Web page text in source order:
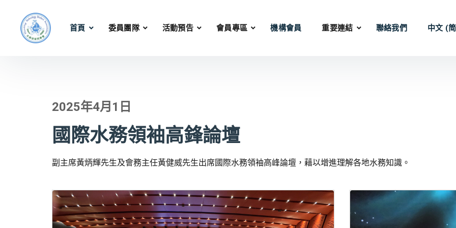
首頁 委員團隊 活動預告 會員專區 機構會員 重要連結 聯絡我們 中文 (
2025年4月1日
國際水務領袖高鋒論壇
副主席黃炳輝先生及會務主任黃健威先生出席國際水務領袖高峰論壇，藉以增進理解各地水務知識。